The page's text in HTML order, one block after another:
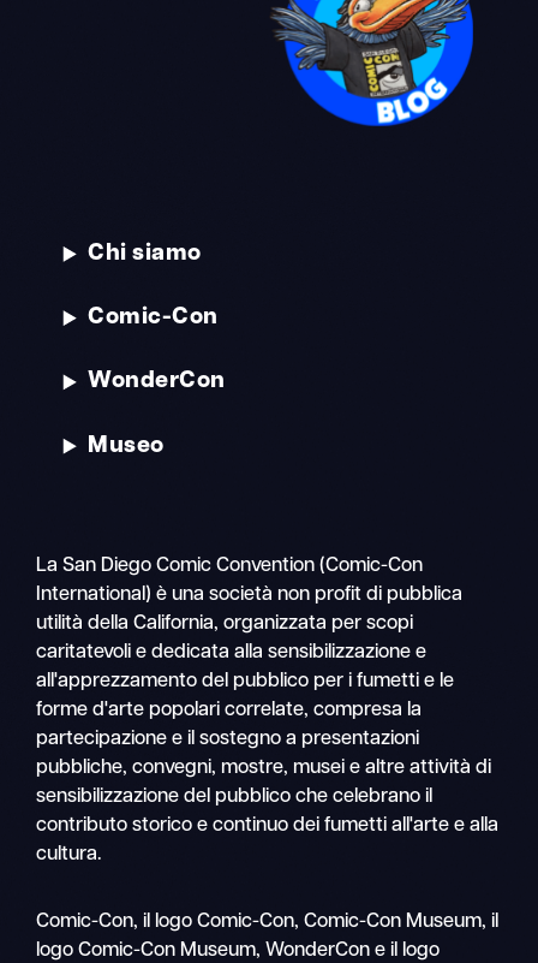
Navigazione
Ricerca
Chi siamo
Comic-Con
WonderCon
Museo
La San Diego Comic Convention (Comic-Con
International) è una società non profit di pubblica
utilità della California, organizzata per scopi
caritatevoli e dedicata alla sensibilizzazione e
all'apprezzamento del pubblico per i fumetti e le
forme d'arte popolari correlate, compresa la
partecipazione e il sostegno a presentazioni
pubbliche, convegni, mostre, musei e altre attività di
sensibilizzazione del pubblico che celebrano il
contributo storico e continuo dei fumetti all'arte e alla
cultura.
Comic-Con, il logo Comic-Con, Comic-Con Museum, il
logo Comic-Con Museum, WonderCon e il logo